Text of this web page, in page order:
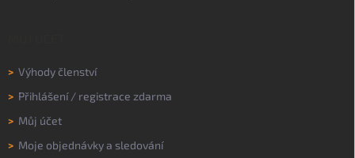
> Výhody členství
> Přihlášení/ registrace zdarma
> Můj účet
> Moje objednávky a sledování